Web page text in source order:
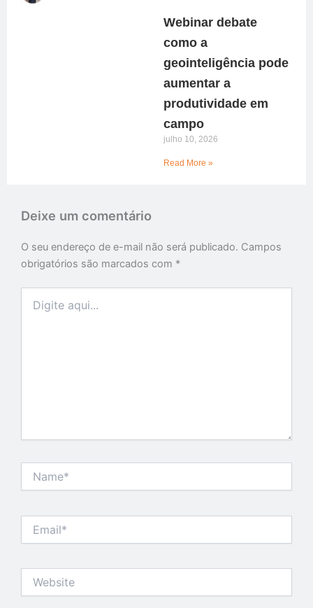
Webinar debate
como a
geointeligência pode
aumentar a
produtividade em
campo
julho 10, 2026
Read More »
Deixe um comentário
O seu endereço de e-mail não será publicado. Campos
obrigatórios são marcados com *
aqui...